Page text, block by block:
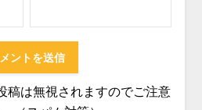
稿は無視されますのでご注意